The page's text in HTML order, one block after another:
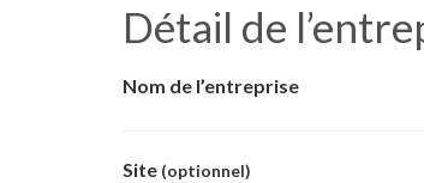
Détail de
Nom de l’entreprise
Site (optionnel)